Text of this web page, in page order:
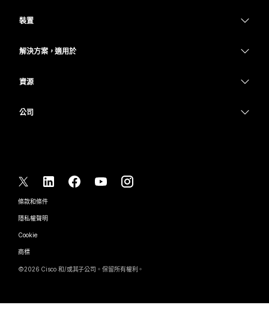
Contact Center
裝置
配件
解決方案，適用於
前線
資源
Webex 社群
公司
聯絡銷售人員
職業
條款和條件
隱私權聲明
Cookie
商標
©2026 Cisco 和/或其子公司。保留所有權利。